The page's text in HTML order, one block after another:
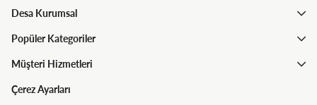
Desa Kurumsal
Popüler Kategoriler
Müşteri Hizmetleri
Çerez Ayarları